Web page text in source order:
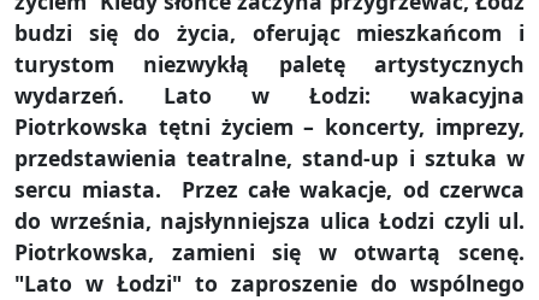
budzi się do życia, oferując mieszkańcom i
turystom niezwykłą paletę artystycznych
wydarzeń. Lato w Łodzi: wakacyjna
Piotrkowska tętni życiem – koncerty, imprezy,
przedstawienia teatralne, stand-up i sztuka w
sercu miasta. Przez całe wakacje, od czerwca
do września, najsłynniejsza ulica Łodzi czyli ul.
Piotrkowska, zamieni się w otwartą scenę.
"Lato w Łodzi" to zaproszenie do wspólnego